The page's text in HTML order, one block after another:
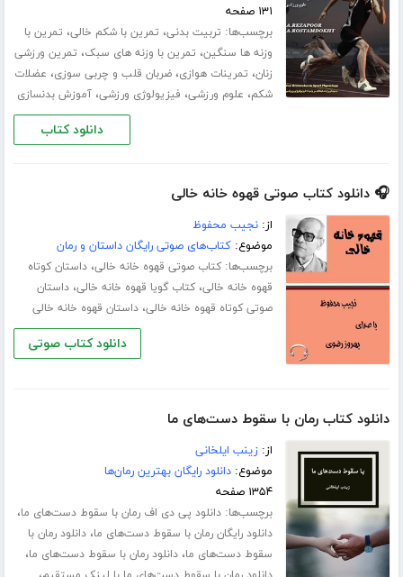
۱۳۱ صفحه
برچسب‌ها: تربیت بدنی، تمرین با شکم خالی، تمرین با
وزنه ها سنگین، تمرین با وزنه های سبک، تمرین ورزشی
زنان، تمرینات هوازی،ضربان قلب و چربی سوزی، عضلات
شکم، علوم ورزشی، فیزیولوژی ورزشی،آموزش بدنسازی
دانلود کتاب
🎧 دانلود کتاب صوتی قهوه خانه خالی
از:نجیب محفوظ
موضوع:کتاب‌های صوتی رایگان داستان و رمان
برچسب‌ها:کتاب صوتی قهوه خانه خالی،داستان کوتاه
قهوه خانه خالی،کتاب گویا قهوه خانه خالی،داستان
صوتی کوتاه قهوه خانه خالی،داستان قهوه خانه خالی
دانلود کتاب صوتی
دانلود کتاب رمان با سقوط دست‌های ما
از:زینب ایلخانی
موضوع:دانلود رایگان بهترین رمان‌ها
۱۳۵۴ صفحه
برچسب‌ها:دانلود پی دی اف رمان با سقوط دست‌های ما،
دانلود رایگان رمان با سقوط دست‌های ما،دانلود رمان با
سقوط دست‌های ما،دانلود رمان با سقوط دست‌های ما،